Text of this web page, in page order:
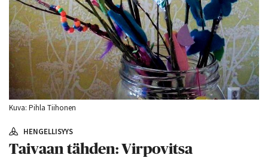
Kuva: Pihla Tiihonen
HENGELLISYYS
Taivaan tähden: Virpovitsa